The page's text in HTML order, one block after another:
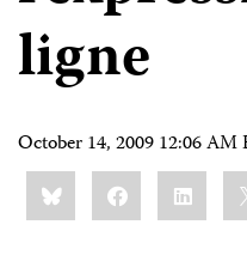
ligne
October 14, 2009 12:06 AM
Share
this:BlueskyFacebookLinkedIn